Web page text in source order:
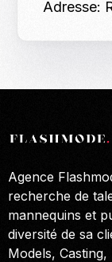
Adresse:
Agence
recherche de
mannequins et
diversité de sa
Models, Casting,